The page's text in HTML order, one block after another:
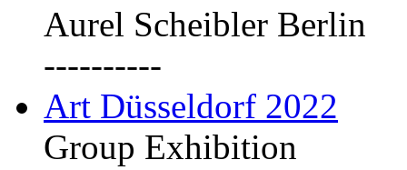
Aurel Scheibler Berlin
----------
Art Düsseldorf 2022
Group Exhibition